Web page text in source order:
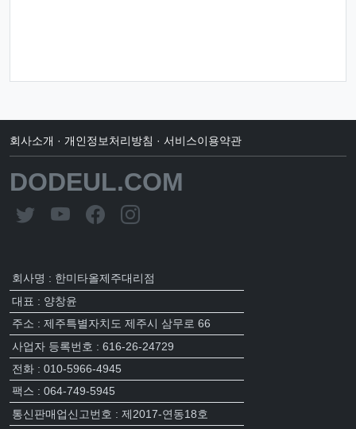
회사소개 · 개인정보처리방침 · 서비스이용약관
DODEUL.COM
회사명 : 한미타올제주대리점
대표 : 양창윤
주소 : 제주특별자치도 제주시 삼무로 66
사업자 등록번호 : 616-26-24729
전화 : 010-5966-4945
팩스 : 064-749-5945
통신판매업신고번호 : 제2017-연동18호